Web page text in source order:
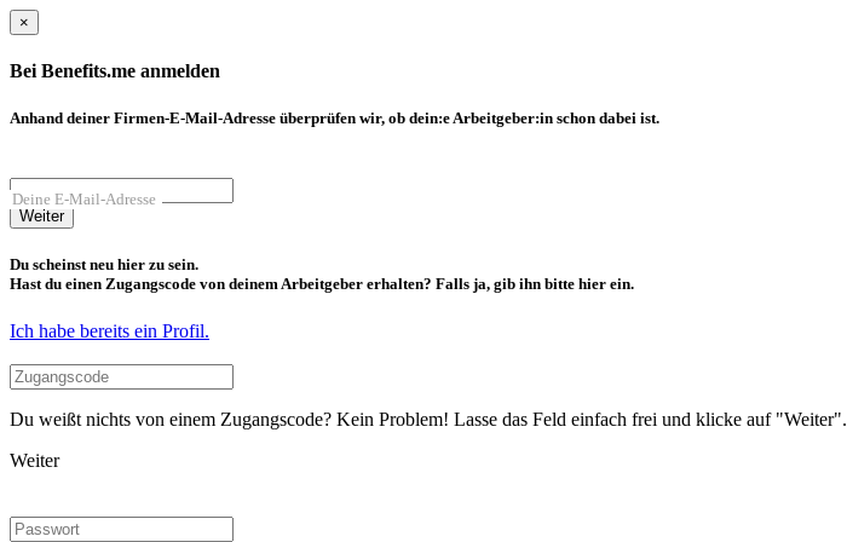
×
Bei Benefits.me anmelden
Anhand deiner Firmen-E-Mail-Adresse überprüfen wir, ob dein:e Arbeitgeber:in schon dabei ist.
Deine E-Mail-Adresse
Weiter
Du scheinst neu hier zu sein.
Hast du einen Zugangscode von deinem Arbeitgeber erhalten? Falls ja, gib ihn bitte hier ein.
Ich habe bereits ein Profil.
Du weißt nichts von einem Zugangscode? Kein Problem! Lasse das Feld einfach frei und klicke auf "Weiter".
Weiter